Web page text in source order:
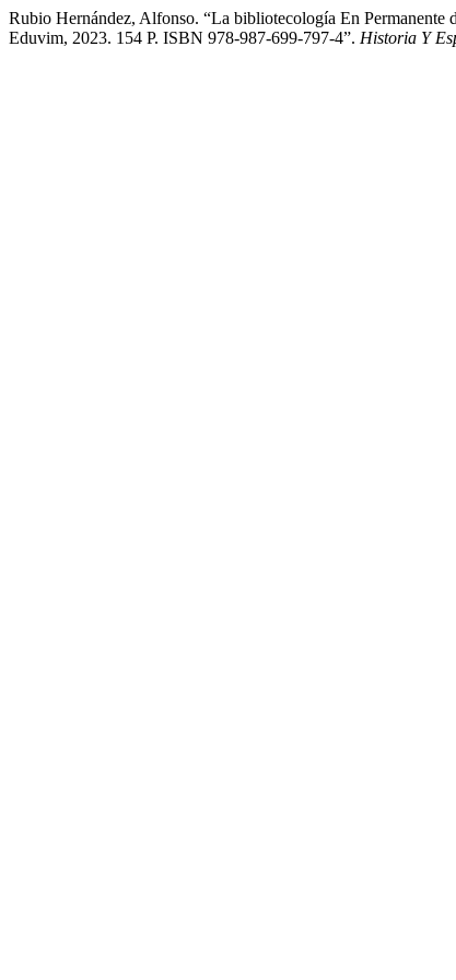
Rubio Hernández, Alfonso. “La bibliotecología En
Eduvim, 2023. 154 P. ISBN 978-987-699-797-4”. Historia Y